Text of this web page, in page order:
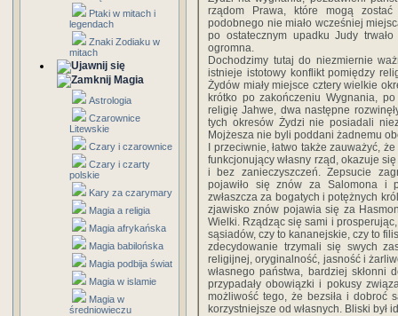
Ptaki w mitach i
legendach
Znaki Zodiaku w
mitach
Magia
Astrologia
Czarownice
Litewskie
Czary i czarownice
Czary i czarty
polskie
Kary za czarymary
Magia a religia
Magia afrykańska
Magia babilońska
Magia podbija świat
Magia w islamie
Magia w
średniowieczu
rządom Prawa, które mogą
podobnego nie miało wcześniej
po ostatecznym upadku Judy
ogromna.
Dochodzimy tutaj do niezmiernie
istnieje istotowy konflikt pomiędzy
Żydów miały miejsce cztery wielkie
krótko po zakończeniu Wygnania,
religię Jahwe, dwa następne
tych okresów Żydzi nie posiadali
Mojżesza nie byli poddani żadnemu
I przeciwnie, łatwo także zauważyć,
funkcjonujący własny rząd, okazuje
i bez zanieczyszczeń. Zepsucie
pojawiło się znów za Salomona i
zwłaszcza za bogatych i potężnych
zjawisko znów pojawia się za
Wielki. Rządząc się sami i
sąsiadów, czy to kananejskie, czy to
zdecydowanie trzymali się swych
religijnej, oryginalność, jasność i
własnego państwa, bardziej skłonni
przypadały obowiązki i pokusy
możliwość tego, że bezsiła i dobroć
korzystniejsze od własnych. Bliski był